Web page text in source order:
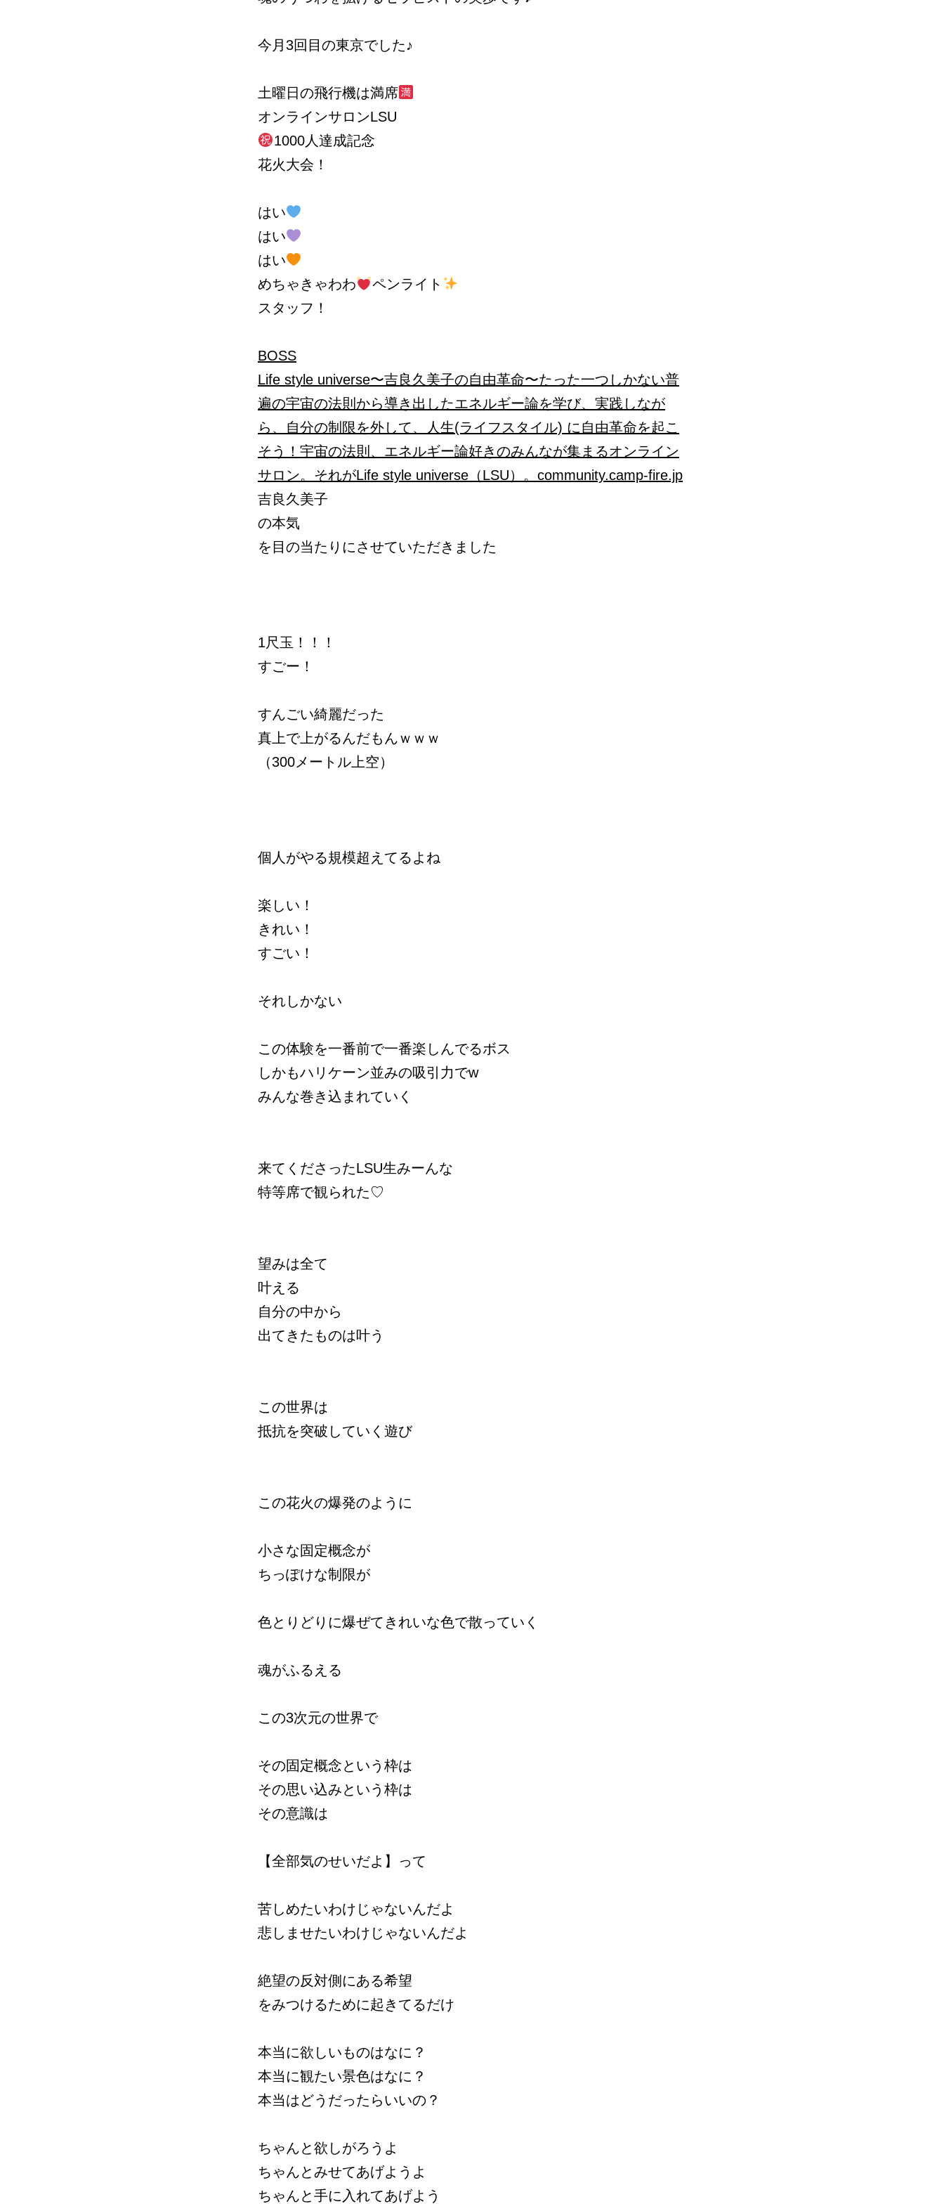
今月3回目の東京でした♪
土曜日の飛行機は満席
オンラインサロンLSU
1000人達成記念
花火大会！
はい
はい
はい
めちゃきゃわわ
ペンライト
スタッフ！
BOSS
Life style universe〜吉良久美子の自由革命〜たった一つしかない普
遍の宇宙の法則から導き出したエネルギー論を学び、実践しなが
ら、自分の制限を外して、人生(ライフスタイル) に自由革命を起こ
そう！宇宙の法則、エネルギー論好きのみんなが集まるオンライン
サロン。それがLife style universe（LSU）。 community.camp-fire.jp
吉良久美子
の本気
を目の当たりにさせていただきました
1尺玉！！！
すごー！
すんごい綺麗だった
真上で上がるんだもんｗｗｗ
（300メートル上空）
個人がやる規模超えてるよね
楽しい！
きれい！
すごい！
それしかない
この体験を一番前で一番楽しんでるボス
しかもハリケーン並みの吸引力でw
みんな巻き込まれていく
来てくださったLSU生みーんな
特等席で観られた♡
望みは全て
叶える
自分の中から
出てきたものは叶う
この世界は
抵抗を突破していく遊び
この花火の爆発のように
小さな固定概念が
ちっぽけな制限が
色とりどりに爆ぜてきれいな色で散っていく
魂がふるえる
この3次元の世界で
その固定概念という枠は
その思い込みという枠は
その意識は
【全部気のせいだよ】って
苦しめたいわけじゃないんだよ
悲しませたいわけじゃないんだよ
絶望の反対側にある希望
をみつけるために起きてるだけ
本当に欲しいものはなに？
本当に観たい景色はなに？
本当はどうだったらいいの？
ちゃんと欲しがろうよ
ちゃんとみせてあげようよ
ちゃんと手に入れてあげよう